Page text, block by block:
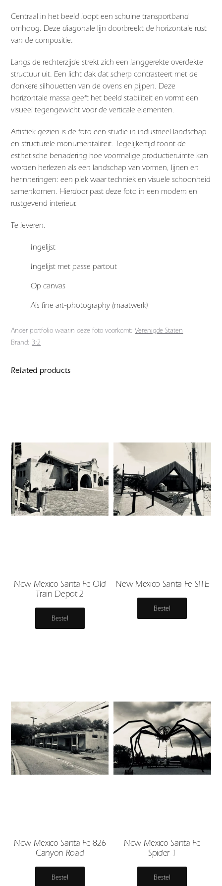
Centraal in het beeld loopt een schuine transportband
omhoog. Deze diagonale lijn doorbreekt de horizontale rust
van de compositie.
Langs de rechterzijde strekt zich een langgerekte overdekte
structuur uit. Een licht dak dat scherp contrasteert met de
donkere silhouetten van de ovens en pijpen. Deze
horizontale massa geeft het beeld stabiliteit en vormt een
visueel tegengewicht voor de verticale elementen.
Artistiek gezien is de foto een studie in industrieel landschap
en structurele monumentaliteit. Tegelijkertijd toont de
esthetische benadering hoe voormalige productieruimte kan
worden herlezen als een landschap van vormen, lijnen en
herinneringen: een plek waar techniek en visuele schoonheid
samenkomen. Hierdoor past deze foto in een modern en
rustgevend interieur.
Te leveren:
Ingelijst
Ingelijst met passe partout
Op canvas
Als fine art-photography (maatwerk)
Ander portfolio waarin deze foto voorkomt:Verenigde Staten
Brand: 3:2
Related products
New Mexico Santa Fe Old
Train Depot 2
Bestel
New Mexico Santa Fe SITE
Bestel
New Mexico Santa Fe 826
Canyon Road
Bestel
New Mexico Santa Fe
Spider 1
Bestel